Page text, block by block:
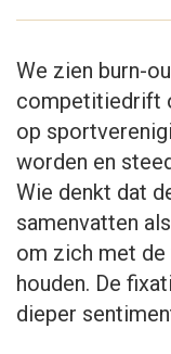
We zien burn-
competitiedrift
op
worden en
Wie denkt dat
samenvatten als
om zich met
houden. De
dieper